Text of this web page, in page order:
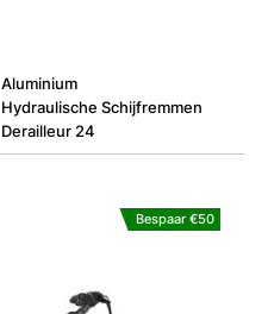
Aluminium
Hydraulische Schijfremmen
Derailleur 24
Bespaar €50